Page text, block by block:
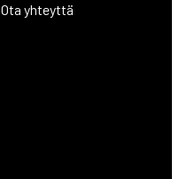
Ota yhteyttä